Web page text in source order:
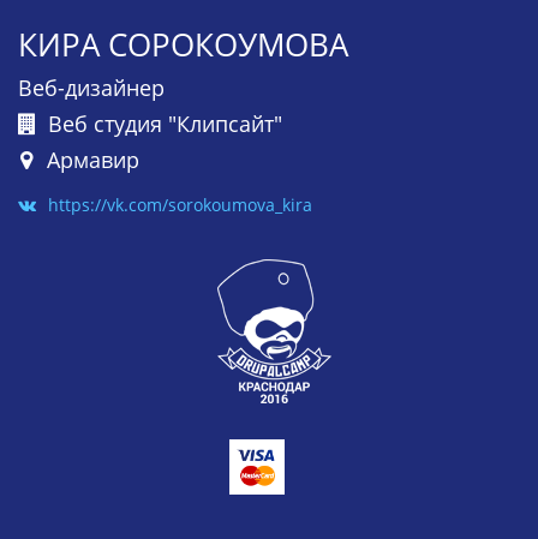
КИРА СОРОКОУМОВА
Веб-дизайнер
Веб студия "Клипсайт"
Армавир
https://vk.com/sorokoumova_kira